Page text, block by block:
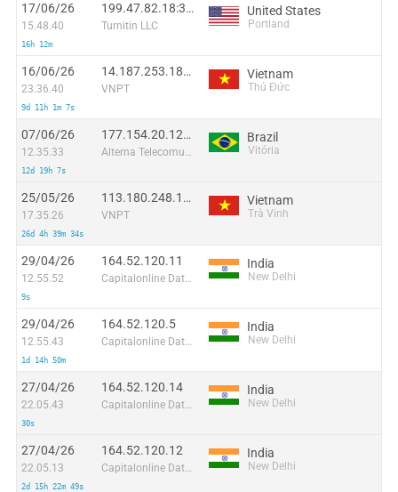
17/06/26
15.48.40
16h 12m
199.47.82.18:36322
Turnitin LLC
United States
Portland
16/06/26
23.36.40
9d 11h 1m 7s
14.187.253.180:46364
VNPT
Vietnam
Thủ Đức
07/06/26
12.35.33
12d 19h 7s
177.154.20.127:60502
Alterna Telecomunicacoes E Conectividade Ltda EPP
Brazil
Vitória
25/05/26
17.35.26
26d 4h 39m 34s
113.180.248.137:45159
VNPT
Vietnam
Trà Vinh
29/04/26
12.55.52
9s
164.52.120.11
Capitalonline Data Service (HK) Co
India
New Delhi
29/04/26
12.55.43
1d 14h 50m
164.52.120.5
Capitalonline Data Service (HK) Co
India
New Delhi
27/04/26
22.05.43
30s
164.52.120.14
Capitalonline Data Service (HK) Co
India
New Delhi
27/04/26
22.05.13
2d 15h 22m 49s
164.52.120.12
Capitalonline Data Service (HK) Co
India
New Delhi